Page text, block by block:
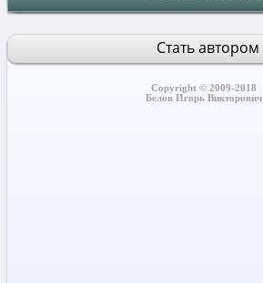
Стать автором
Copyright © 2009-2018
Белов Игорь Викторович